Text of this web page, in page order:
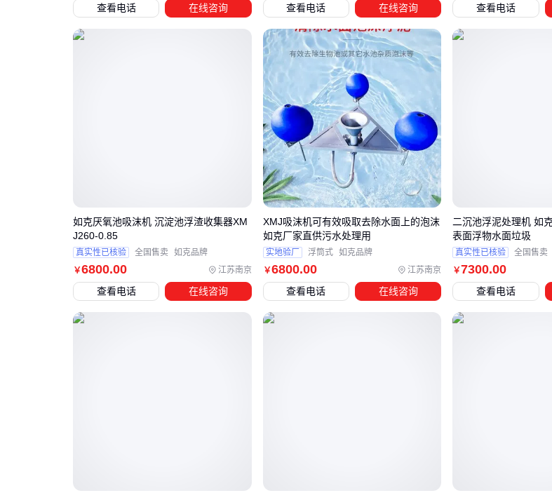
优先选旋转式，大墨量供应更稳定
需配合专用墨水笔 笔尖实现墨色渐变
日常办公场景
活塞式快速补墨优势明显
注意选择带防漏设计的型号
🖋️ 笔尖粗细也会影响吸墨器选择——EF尖建议
+活塞式
四、吸墨器使用中的配套设备
完成基础选型后，这些配套设备能延长使用寿
钢笔清洁液
：每月深度清洁时溶解结块墨
：窄口设计便于精准加墨，避免污
专用擦拭布：保持接口清洁，防止氧化
🧴 配套工具的投资能避免90%的故障问题
查看电话 在线咨询 查看电话 在线咨询 查看电话
￥6800.00 江苏南京
如克厌氧池吸沫机 沉淀池浮渣收集器XM
J260-0.85
真实性已核验 全国售卖 如克品牌
查看电话 在线咨询
￥6800.00 江苏南京
XMJ吸沫机可有效吸取去除水面上的泡沫
如克厂家直供污水处理用
实地验厂 浮筒式 如克品牌
查看电话 在线咨询
￥7300.00
二沉池浮泥处理机 如
表面浮物水面垃圾
真实性已核验 全国售卖
查看电话